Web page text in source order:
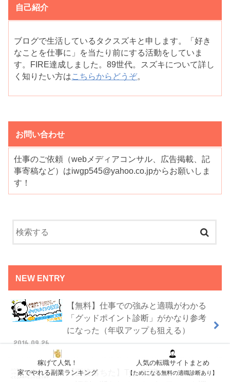
自己紹介
ブログで生活しているタクスズキと申します。「好き
なことを仕事に」を当たり前にする活動をしていま
す。FIRE達成しました。89世代。スズキについて詳し
く知りたい方は こちらからどうぞ。
お問い合わせ
仕事のご依頼（webメディアコンサル、広告掲載、記
事寄稿など）はiwgp545@yahoo.co.jpからお願いしま
す！
NEW ENTRY
【無料】仕事での強みと適職がわかる
「グッドポイント診断」がかなり参考
になった（年収アップも狙える）
2016.09.26
【面接落ちた】Type転職エージェント
稼げて人気！
家でやれる副業ランキング
人気の転職サイトまとめ
【ためになる無料の適職診断あり】